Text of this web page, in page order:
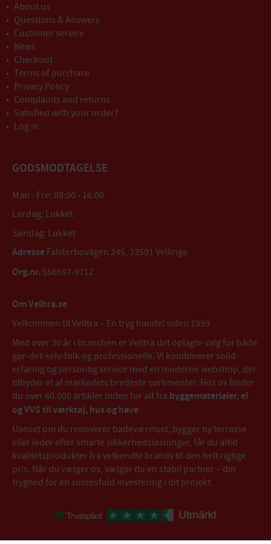
About us
Questions & Answers
Customer service
News
Checkout
Terms of purchase
Privacy Policy
Complaints and returns
Satisfied with your order?
Log in
GODSMODTAGELSE
Man - Fre: 08:00 - 16:00
Lørdag: Lukket
Søndag: Lukket
Adresse Falsterbovägen 245, 23591 Vellinge
Org.nr. 556597-9712
Om Velltra.se
Velkommen til Velltra – En tryg handel siden 1993
Med over 30 år i branchen er Velltra det oplagte valg for både
gør-det-selv-folk og professionelle. Vi kombinerer solid
erfaring og personlig service med en moderne webshop, der
tilbyder et af markedets bredeste sortimenter. Hos os finder
du over 60.000 artikler inden for alt fra byggematerialer, el
og VVS til værktøj, hus og have.
Uanset om du renoverer badeværelset, bygger ny terrasse
eller leder efter smarte sikkerhedsløsninger, får du altid
kvalitetsprodukter fra velkendte brands til den helt rigtige
pris. Når du vælger os, vælger du en stabil partner – din
tryghed for en succesfuld investering i dit projekt.